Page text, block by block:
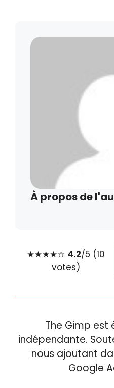
À propos de
★★★★☆ 4.2/5 (10
votes)
The Gimp
indépendante.
nous ajoutant
Google